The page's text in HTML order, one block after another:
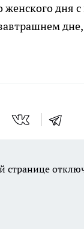
дня
странице